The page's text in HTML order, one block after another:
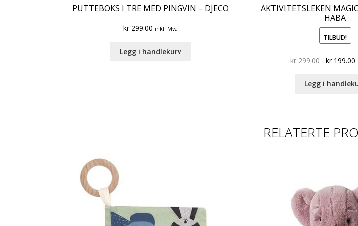
PUTTEBOKS I TRE MED PINGVIN – DJECO
kr299.00 inkl. Mva
Legg i handlekurv
AKTIVITETSLEKEN
HABA
TILBUD!
kr299.00
Original
was:
kr199.00
Legg i
RELATERTE